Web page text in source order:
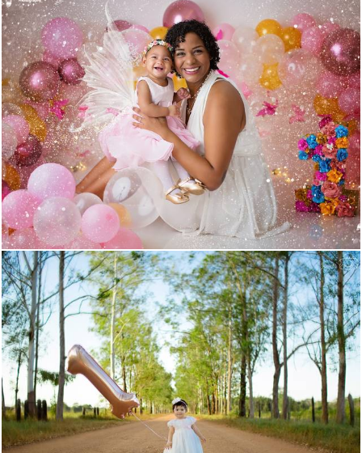
984
1122 0